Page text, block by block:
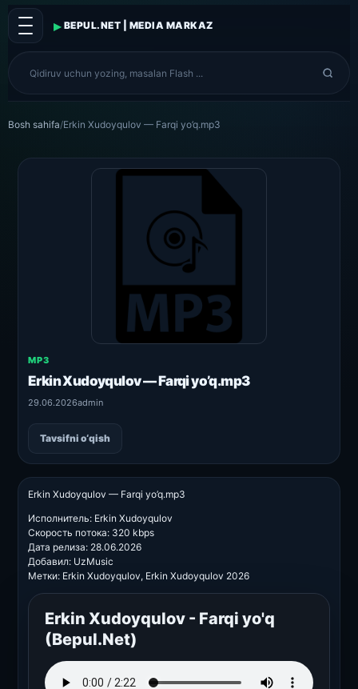
▸ BEPUL.NET | MEDIA MARKAZ
Bosh sahifa/Erkin Xudoyqulov — Farqi yo’q.mp3
MP3
Erkin Xudoyqulov — Farqi yo’q.mp3
29.06.2026admin
Tavsifni o‘qish
Erkin Xudoyqulov — Farqi yo’q.mp3
Исполнитель: Erkin Xudoyqulov
Скорость потока: 320 kbps
Дата релиза: 28.06.2026
Добавил: UzMusic
Метки: Erkin Xudoyqulov, Erkin Xudoyqulov 2026
Erkin Xudoyqulov - Farqi yo'q
(Bepul.Net)